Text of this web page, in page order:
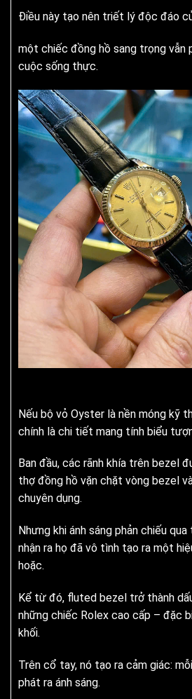
Điều này tạo nên triết lý độc đáo
một chiếc đồng hồ sang trọng vẫn
cuộc sống thực.
Nếu bộ vỏ Oyster là nền móng kỹ
chính là chi tiết mang tính biểu
Ban đầu, các rãnh khía trên bezel
thợ đồng hồ vặn chặt vòng bezel
chuyên dụng.
Nhưng khi ánh sáng phản chiếu
nhận ra họ đã vô tình tạo ra một
hoặc.
Kể từ đó, fluted bezel trở thành
những chiếc Rolex cao cấp – đặc
khối.
Trên cổ tay, nó tạo ra cảm giác:
phát ra ánh sáng.